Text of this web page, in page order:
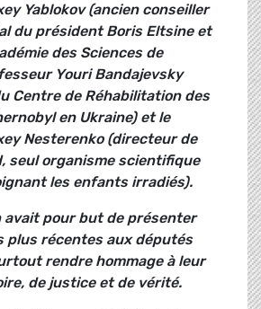
Yablokov (ancien conseiller
du président Boris Eltsine et
des Sciences de
Youri Bandajevsky
Centre de Réhabilitation des
en Ukraine) et le
Nesterenko (directeur de
seul organisme scientifique
les enfants irradiés).
pour but de présenter
plus récentes aux députés
rendre hommage à leur
de justice et de vérité.